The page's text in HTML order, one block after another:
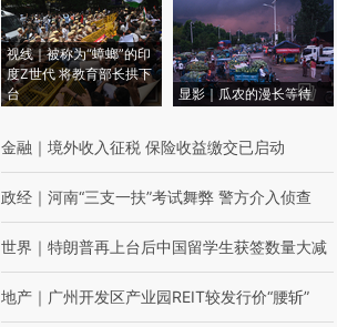
视线｜被称为“蟑螂”的印
度Z世代 将教育部长拱下
台
显影｜瓜农的漫长等待
金融 ｜ 境外收入征税 保险收益缴交已启动
政经 ｜ 河南“三支一扶”考试舞弊 警方介入侦查
世界 ｜ 特朗普再上台后中国留学生获签数量大减
地产 ｜ 广州开发区产业园REIT较发行价“腰斩”